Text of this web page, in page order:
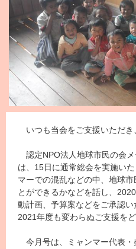
いつも当会をご支援いただき
認定NPO法人地球市民の会
は、15日に通常総会を実施い
マーでの混乱などの中、地球
とができるかなどを話し、
動計画、予算案などをご承認い
2021年度も変わらぬご支援を
今月号は、ミャンマー代表・